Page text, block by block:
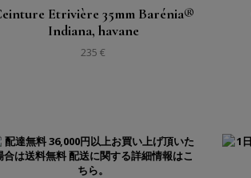
Etrivière 35mm Barénia®
Indiana, havane
235 €